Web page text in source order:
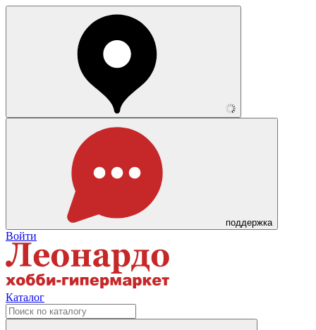
поддержка
Войти
Каталог